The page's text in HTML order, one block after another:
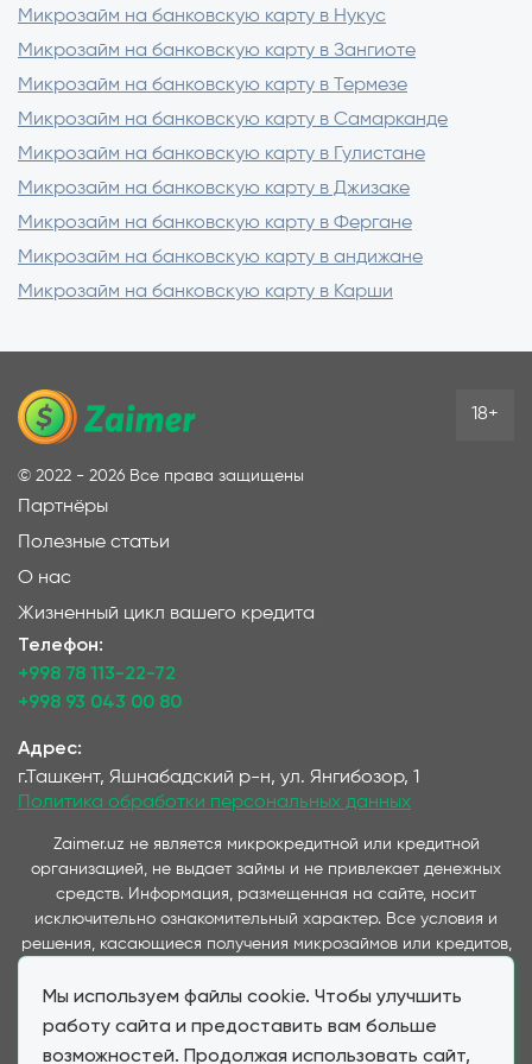
Микрозайм на банковскую карту в Нукус
Микрозайм на банковскую карту в Зангиоте
Микрозайм на банковскую карту в Термезе
Микрозайм на банковскую карту в Самарканде
Микрозайм на банковскую карту в Гулистане
Микрозайм на банковскую карту в Джизаке
Микрозайм на банковскую карту в Фергане
Микрозайм на банковскую карту в андижане
Микрозайм на банковскую карту в Карши
Мы используем файлы cookie. Чтобы улучшить
работу сайта и предоставить вам больше
возможностей. Продолжая использовать сайт,
© 2022 - 2026 Все права защищены
Партнёры
Полезные статьи
О нас
Жизненный цикл вашего кредита
Телефон:
+998 78 113-22-72
+998 93 043 00 80
Адрес:
г.Ташкент, Яшнабадский р-н, ул. Янгибозор, 1
Политика обработки персональных данных
18+
Zaimer.uz не является микрокредитной или кредитной
организацией, не выдает займы и не привлекает денежных
средств. Информация, размещенная на сайте, носит
исключительно ознакомительный характер. Все условия и
решения, касающиеся получения микрозаймов или кредитов,
предоставляющими данные услуги и представленные на
данном сайте. Важно отметить, что условия займов и